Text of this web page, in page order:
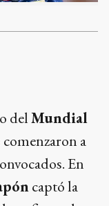
delMundial
comenzaron a
En
captó la